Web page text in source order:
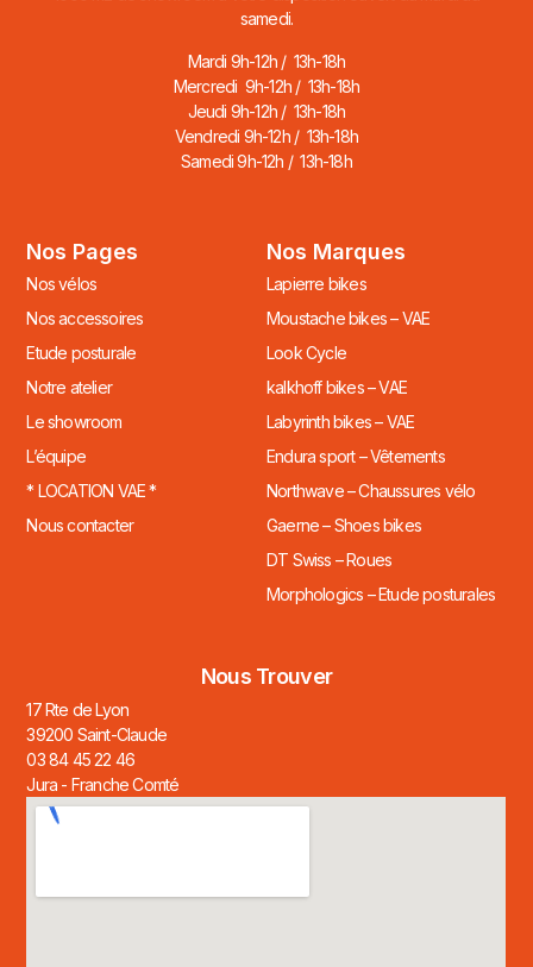
samedi.
Mardi 9h-12h / 13h-18h
Mercredi 9h-12h / 13h-18h
Jeudi 9h-12h / 13h-18h
Vendredi 9h-12h / 13h-18h
Samedi 9h-12h / 13h-18h
Nos Pages
Nos vélos
Nos accessoires
Etude posturale
Notre atelier
Le showroom
L’équipe
* LOCATION VAE *
Nous contacter
Nos Marques
Lapierre bikes
Moustache bikes – VAE
Look Cycle
kalkhoff bikes – VAE
Labyrinth bikes – VAE
Endura sport – Vêtements
Northwave – Chaussures vélo
Gaerne – Shoes bikes
DT Swiss – Roues
Morphologics – Etude posturales
Nous Trouver
17 Rte de Lyon
39200 Saint-Claude
03 84 45 22 46
Jura - Franche Comté